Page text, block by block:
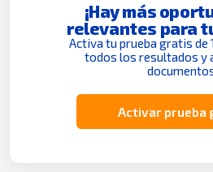
¡Hay más
relevantes para
Activa tu prueba gratis de
todos los resultados y
Activar prueba